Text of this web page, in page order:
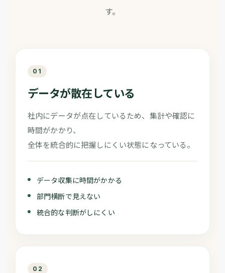
す。
01
データが散在している
社内にデータが点在しているため、集計や確認に
時間がかかり、
全体を統合的に把握しにくい状態になっている。
データ収集に時間がかかる
部門横断で見えない
統合的な判断がしにくい
02